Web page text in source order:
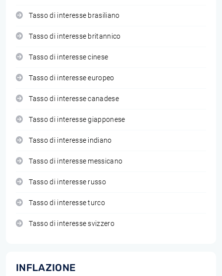
Tasso di interesse brasiliano
Tasso di interesse britannico
Tasso di interesse cinese
Tasso di interesse europeo
Tasso di interesse canadese
Tasso di interesse giapponese
Tasso di interesse indiano
Tasso di interesse messicano
Tasso di interesse russo
Tasso di interesse turco
Tasso di interesse svizzero
INFLAZIONE